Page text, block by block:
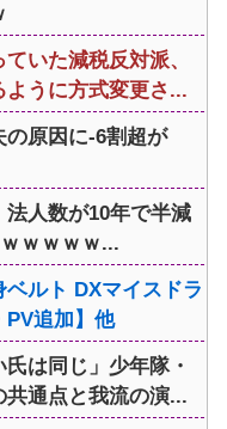
いた減税反対派、
うに方式変更さ...
の原因に-6割超が
法人数が10年で半減
ｗｗｗｗ...
ベルト DXマイスドラ
PV追加】他
は同じ」少年隊・
通点と我流の演...